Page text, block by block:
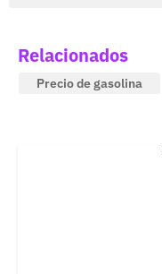
Relacionados
Precio de gasolina